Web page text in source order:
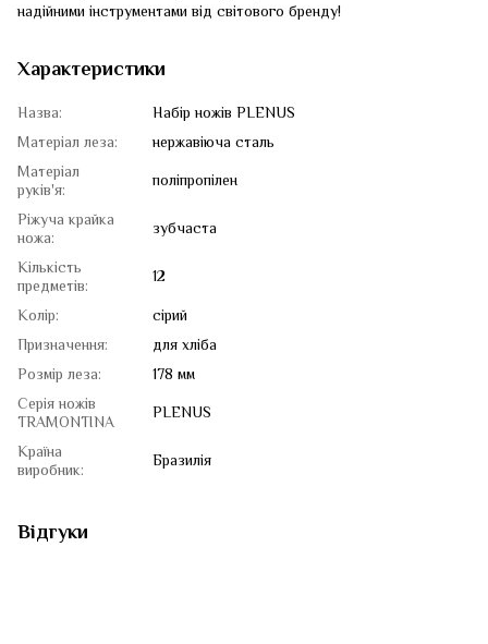
надійними інструментами від світового бренду!
Характеристики
Назва:
Набір ножів PLENUS
Матеріал леза:
нержавіюча сталь
Матеріал
руків'я:
поліпропілен
Ріжуча крайка
ножа:
зубчаста
Кількість
предметів:
12
Колір:
сірий
Призначення:
для хліба
Розмір леза:
178 мм
Серія ножів
TRAMONTINA
PLENUS
Країна
виробник:
Бразилія
Відгуки